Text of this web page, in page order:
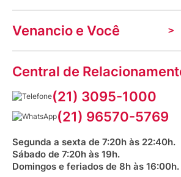
Nossas lojas
Indique seu imóvel
Aniversário Venancio 2025
Troca e devolução
Mecânica de promoções
Dúvidas frequentes
Prazos e entregas
Bioimpedância Gratuita
Venancio e Você
VClube - Programa de fidelidade
Fale com o farmacêutico
Fale conosco
Saúde na praça
Central de
(21) 3095-1000
(21) 96570-5769
Segunda a sexta de 7:20h às 22:40h.
Sábado de 7:20h às 19h.
Domingos e feriados de 8h às 16:00h.